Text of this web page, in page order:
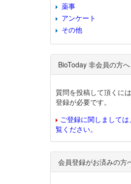
薬事
アンケート
その他
BioToday 非会員の方へ
質問を投稿して頂くに
登録が必要です。
ご登録に関しまして
覧ください。
会員登録がお済みの方